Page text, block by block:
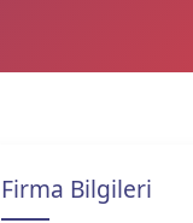
Firma Bilgileri